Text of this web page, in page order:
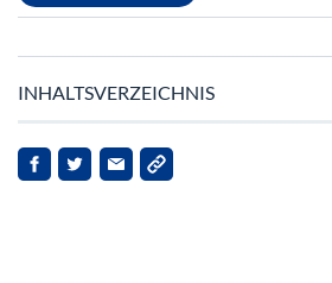
INHALTSVERZEICHNIS
Aktuelle Marktposition von Sky